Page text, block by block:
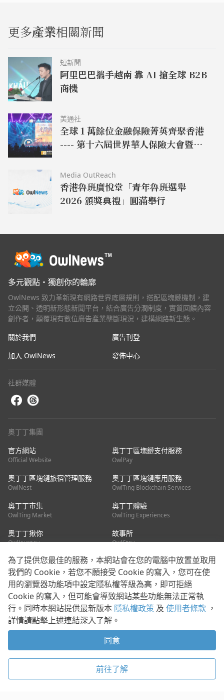
更多產業相關新聞
短新聞
阿里巴巴攜手越南 靠 AI 搶全球 B2B
商機
美通社
全球 1 萬餘位金融保險菁英齊聚香港
---- 第十六屆世界華人保險大會暨
Media OutReach
香港魯班廣悅堂「青年魯班選舉
2026 頒獎典禮」圓滿舉行
多元觀點・獨創你的輪廓
OwlNews 致力革新現有網路世界底層規則，搭配區塊鏈機制，建
立公開、透明新形態新聞平台，結合廣告分潤制度，實質回饋內容
創作者，顛覆現有數位廣告產業壟斷現況，建構網路新生態。
關於我們
廣告刊登
加入 OwlNews
發佈中心
社群媒體
奧丁丁集團
官方網站
Official Website
奧丁丁區塊鏈支付服務
OwlPay
奧丁丁區塊鏈旅宿管理服務
OwlNest
奧丁丁區塊鏈應用服務
OwlTing Blockchain Services
奧丁丁市集
OwlTing Market
奧丁丁體驗
OwlTing Experiences
奧丁丁揪你
OwlJourney
故事所
OwlStay
聯絡我們
客服信箱：mediapartner@owlting.com
服務信箱 / 廣告洽詢：info_owlnews@owlting.com
媒體合作 / 新聞稿提供：mediapartner@owlting.com
本平台之內容符合第三方智慧財產權規範，若有疑慮歡迎來信告
使用者條款 隱私權政策 Cookie 政策
為了提供您最佳的服務，本網站會在您的電腦中放置並取用
我們的 Cookie，若您不願接受 Cookie 的寫入，您可在使
用的瀏覽器功能項中設定隱私權等級為高，即可拒絕
Cookie 的寫入，但可能會導致網站某些功能無法正常執
行。同時本網站提供最新版本 隱私權政策 及 使用者條款 ，
詳情請點擊上述連結深入了解。
同意
前往了解